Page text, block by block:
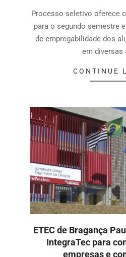
Processo seletivo oferece
para o segundo semestre
de empregabilidade dos
em diversas
CONTINUE
ETEC de Bragança
IntegraTec para
empresas e